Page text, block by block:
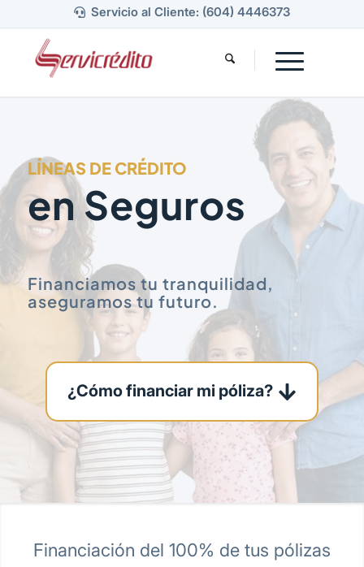
Servicio al Cliente: (604) 4446373
LÍNEAS DE CRÉDITO
en Seguros
Financiamos tu tranquilidad,
aseguramos tu futuro.
¿Cómo financiar mi póliza?
Financiación del 100% de tus pólizas